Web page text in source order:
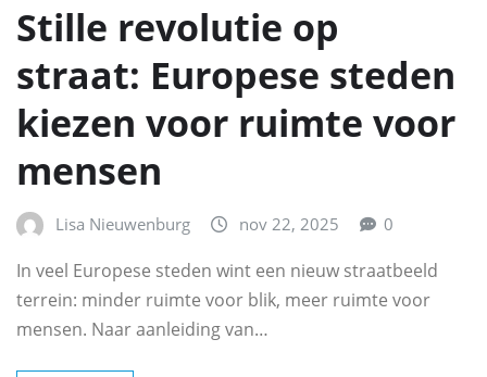
Stille revolutie op
straat: Europese steden
kiezen voor ruimte voor
mensen
Lisa Nieuwenburg nov 22, 2025 0
In veel Europese steden wint een nieuw straatbeeld
terrein: minder ruimte voor blik, meer ruimte voor
mensen. Naar aanleiding van…